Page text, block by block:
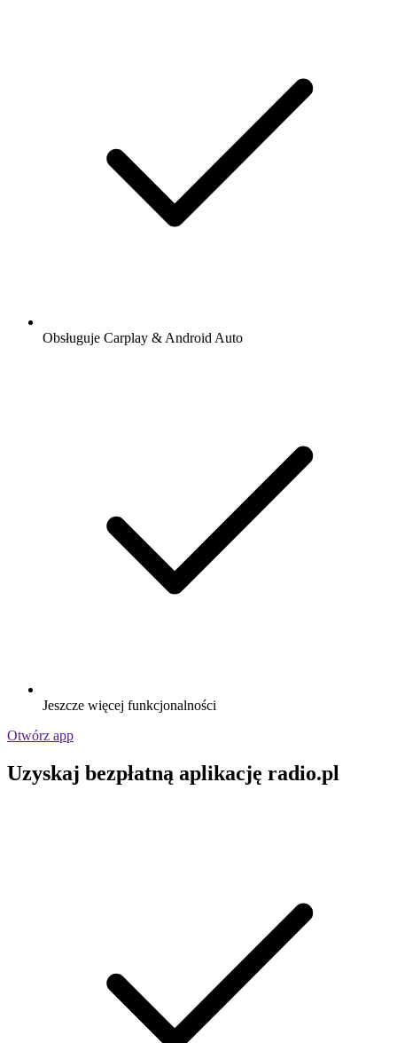
Obsługuje Carplay & Android Auto
Jeszcze więcej funkcjonalności
Otwórz app
Uzyskaj bezpłatną aplikację radio.pl